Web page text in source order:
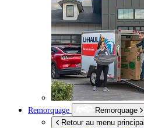
Remorquage
Remorquage
Retour au menu principal